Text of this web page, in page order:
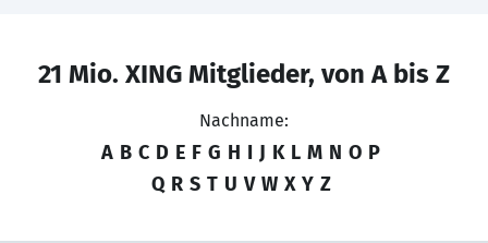
21 Mio. XING Mitglieder, von A bis Z
Nachname:
A B C D E F G H I J K L M N O P
Q R S T U V W X Y Z